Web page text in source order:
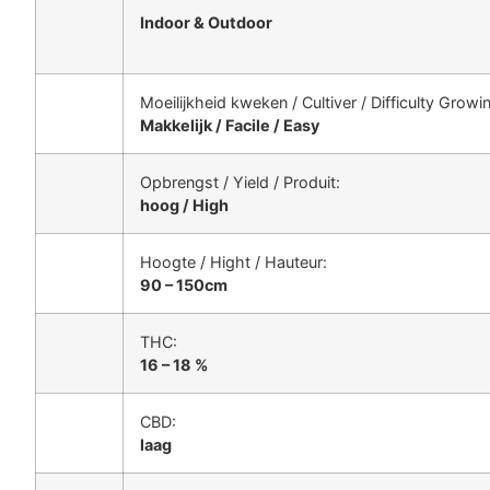
Indoor & Outdoor
Moeilijkheid kweken / Cultiver / Difficulty
Makkelijk / Facile / Easy
Opbrengst / Yield / Produit:
hoog / High
Hoogte / Hight / Hauteur:
90 – 150cm
THC:
16 – 18 %
CBD:
laag